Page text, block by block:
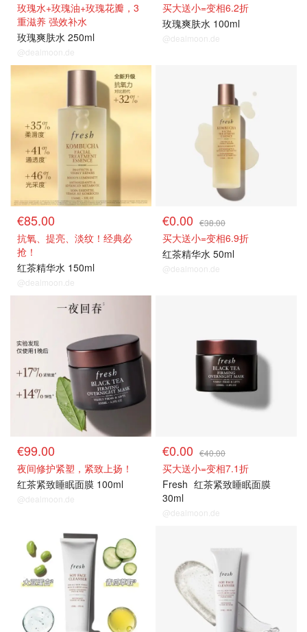
玫瑰水+玫瑰油+玫瑰花瓣，3
重滋养 强效补水
玫瑰爽肤水 250ml
@dealmoon.de
买大送小=变相6.2折
玫瑰爽肤水 100ml
@dealmoon.de
€85.00
抗氧、提亮、淡纹！经典必
抢！
红茶精华水 150ml
@dealmoon.de
€0.00 €38.00
买大送小=变相6.9折
红茶精华水 50ml
@dealmoon.de
€99.00
夜间修护紧塑，紧致上扬！
红茶紧致睡眠面膜 100ml
@dealmoon.de
€0.00 €40.00
买大送小=变相7.1折
Fresh 红茶紧致睡眠面膜
30ml
@dealmoon.de